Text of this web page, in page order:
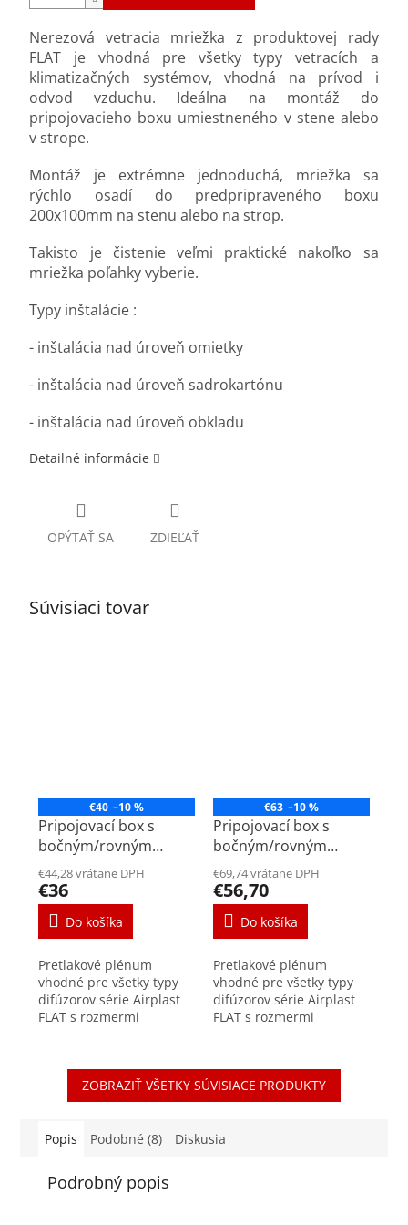
Nerezová vetracia mriežka z produktovej rady
FLAT je vhodná pre všetky typy vetracích a
klimatizačných systémov, vhodná na prívod i
odvod vzduchu. Ideálna na montáž do
pripojovacieho boxu umiestneného v stene alebo
v strope.
Montáž je extrémne jednoduchá, mriežka sa
rýchlo osadí do predpripraveného boxu
200x100mm na stenu alebo na strop.
Takisto je čistenie veľmi praktické nakoľko sa
mriežka poľahky vyberie.
Typy inštalácie :
- inštalácia nad úroveň omietky
- inštalácia nad úroveň sadrokartónu
- inštalácia nad úroveň obkladu
Detailné informácie
OPÝTAŤ SA ZDIEĽAŤ
Súvisiaci tovar
€40 –10 %
Pripojovací box s
bočným/rovným
pripojením
1xDN90mm,
200x100x100
€44,28 vrátane DPH
€36
Do košíka
Pretlakové plénum
vhodné pre všetky typy
difúzorov série Airplast
FLAT s rozmermi
špeciálne pre aplikáciu
do stien, vhodná je i do...
€63 –10 %
Pripojovací box s
bočným/rovným
pripojením
1xDN75mm,
200x100x100
€69,74 vrátane DPH
€56,70
Do košíka
Pretlakové plénum
vhodné pre všetky typy
difúzorov série Airplast
FLAT s rozmermi
špeciálne pre aplikáciu
do stien, vhodná je i do...
ZOBRAZIŤ VŠETKY SÚVISIACE PRODUKTY
Popis Podobné (8) Diskusia
Podrobný popis